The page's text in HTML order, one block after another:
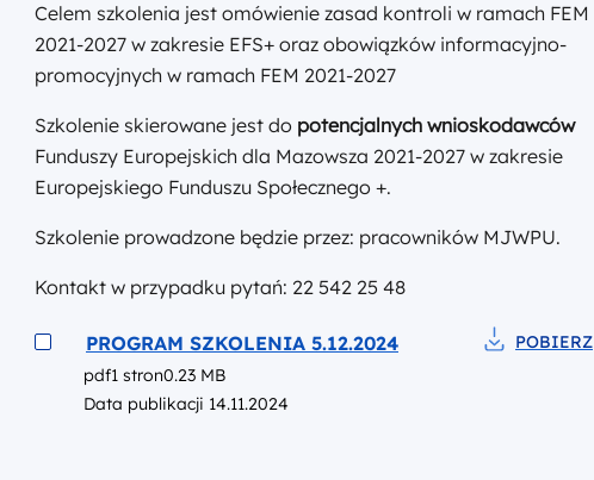
Celem szkolenia jest omówienie zasad kontroli w ramach FEM
2021-2027 w zakresie EFS+ oraz obowiązków informacyjno-
promocyjnych w ramach FEM 2021-2027
Szkolenie skierowane jest do potencjalnych wnioskodawców
Funduszy Europejskich dla Mazowsza 2021-2027 w zakresie
Europejskiego Funduszu Społecznego +.
Szkolenie prowadzone będzie przez: pracowników MJWPU.
Kontakt w przypadku pytań: 22 542 25 48
Podgląd
PROGRAM SZKOLENIA 5.12.2024
POBIERZ
pdf1 stron0.23 MB
Data publikacji 14.11.2024